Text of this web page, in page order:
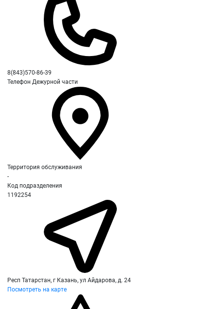
8(843)570-86-39
Телефон Дежурной части
Территория обслуживания
-
Код подразделения
1192254
Респ Татарстан, г Казань, ул Айдарова, д. 24
Посмотреть на карте